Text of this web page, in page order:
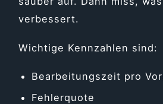
verbessert.
Wichtige Kennzahlen sind:
Bearbeitungszeit pro
Fehlerquote